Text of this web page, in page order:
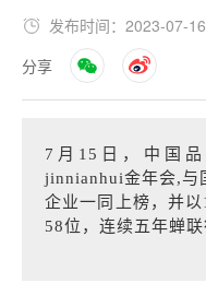
发布时间：2023-07-16
分享
7月15日，中国
jinnianhui金年会,与
企业一同上榜，并
58位，连续五年蝉联